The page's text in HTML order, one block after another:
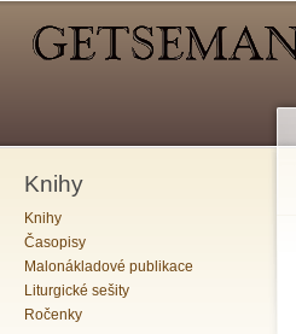
Knihy
Knihy
Časopisy
Malonákladové publikace
Liturgické sešity
Ročenky